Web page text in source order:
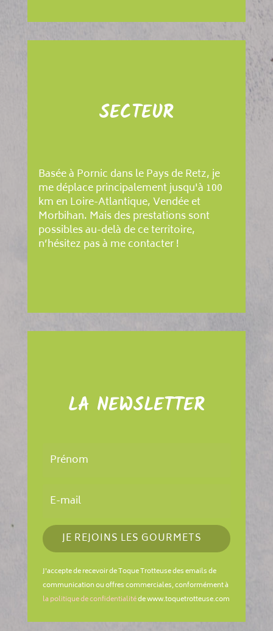
SECTEUR
Basée à Pornic dans le Pays de Retz, je
me déplace principalement jusqu'à 100
km en Loire-Atlantique, Vendée et
Morbihan. Mais des prestations sont
possibles au-delà de ce territoire,
n’hésitez pas à me contacter !
LA NEWSLETTER
JE REJOINS LES GOURMETS
J'accepte de recevoir de Toque Trotteuse des emails de
communication ou offres commerciales, conformément à
la politique de confidentialitéde www.toquetrotteuse.com